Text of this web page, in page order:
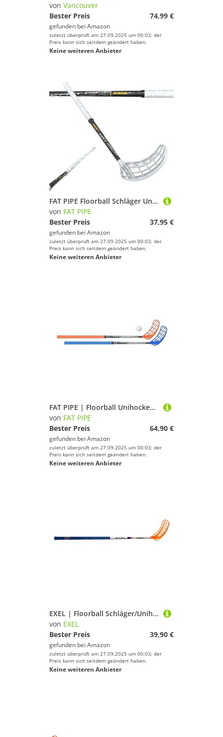
von Vancouver
Bester Preis
74,99 €
gefunden bei Amazon
zuletzt überprüft am 27.09.2025 um 00:03; der
Preis kann sich seitdem geändert haben.
Keine weiteren Anbieter
FAT PIPE Floorball Schläger Unihockey Stock Zack 33 ORC - Black White - IFF Zertifiziert, mit ORC Schaufel/Kelle (Schaftlänge 82 cm, Rechte Hand Oben/Linksauslage)
von FAT PIPE
Bester Preis
37,95 €
gefunden bei Amazon
zuletzt überprüft am 27.09.2025 um 00:03; der
Preis kann sich seitdem geändert haben.
Keine weiteren Anbieter
FAT PIPE | Floorball Unihockey Schläger Set Rock 33 Unihand mit gerader Schaufel | 2 Schläger und 1 Ball | Markenqualität aus Finnland (Schaftlänge 92 cm)
von FAT PIPE
Bester Preis
64,90 €
gefunden bei Amazon
zuletzt überprüft am 27.09.2025 um 00:03; der
Preis kann sich seitdem geändert haben.
Keine weiteren Anbieter
EXEL | Floorball Schläger/Unihockey Stock Sharp, White, High Level Composite/Glassfibre (richtiges Attribut: rechte Hand oben, Linksausalage), Schaftlänge 87 cm, Gesamtlänge 98
von EXEL
Bester Preis
39,90 €
gefunden bei Amazon
zuletzt überprüft am 27.09.2025 um 00:03; der
Preis kann sich seitdem geändert haben.
Keine weiteren Anbieter